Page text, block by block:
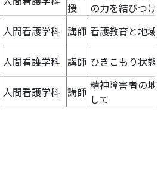
授
の力を結びつけ
人間看護学科 講師 看護教育と地域
人間看護学科 講師 ひきこもり状態
人間看護学科 講師 精神障害者の地
して